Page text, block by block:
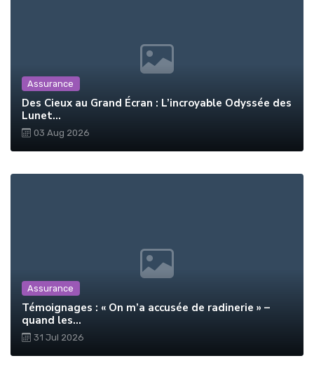
Assurance
Des Cieux au Grand Écran : L’incroyable Odyssée des
Lunet...
03 Aug 2026
Assurance
Témoignages : « On m’a accusée de radinerie » –
quand les...
31 Jul 2026